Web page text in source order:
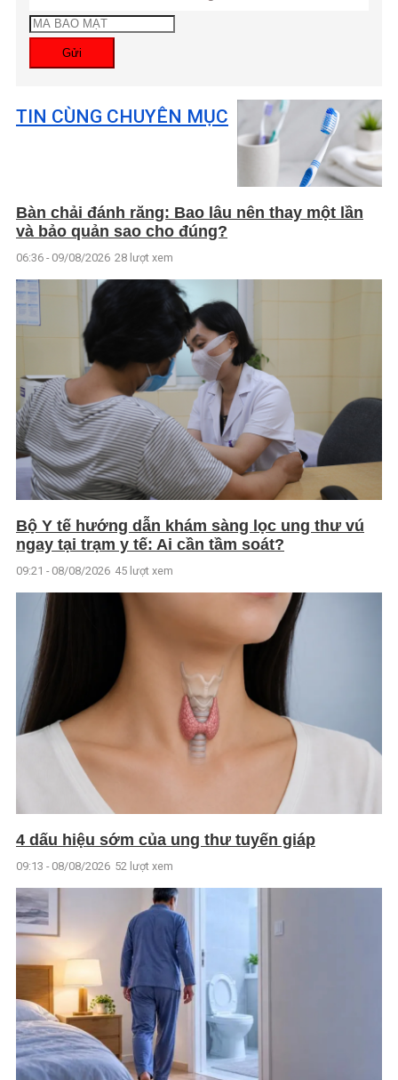
Gửi
TIN CÙNG CHUYÊN MỤC
Bàn chải đánh răng: Bao lâu nên thay một lần
và bảo quản sao cho đúng?
06:36 - 09/08/2026 28 lượt xem
Bộ Y tế hướng dẫn khám sàng lọc ung thư vú
ngay tại trạm y tế: Ai cần tầm soát?
09:21 - 08/08/2026 45 lượt xem
4 dấu hiệu sớm của ung thư tuyến giáp
09:13 - 08/08/2026 52 lượt xem